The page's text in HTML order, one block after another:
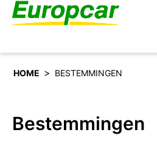
Nederlands – BE
HOME > BESTEMMINGEN
Bestemmingen